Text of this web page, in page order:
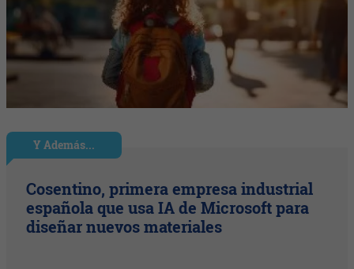
Y Además...
Cosentino, primera empresa industrial
española que usa IA de Microsoft para
diseñar nuevos materiales